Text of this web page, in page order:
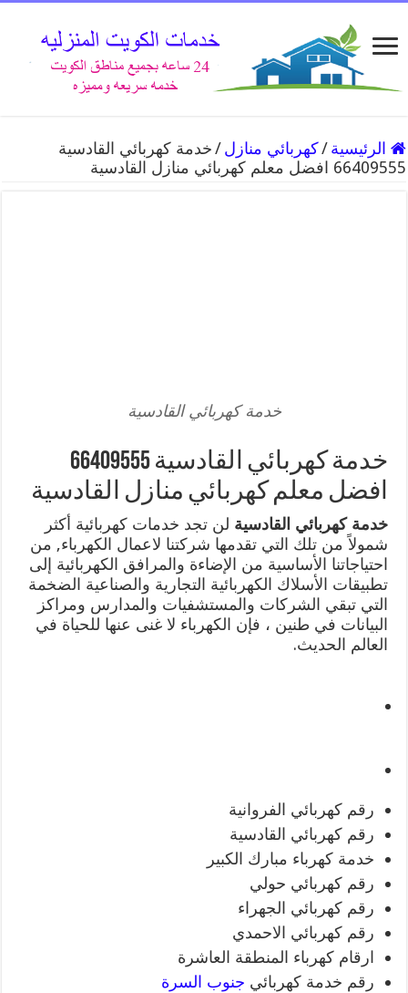
الرئيسية /كهربائي منازل /خدمة كهربائي القادسية
66409555 افضل معلم كهربائي منازل القادسية
خدمة كهربائي القادسية
خدمة كهربائي القادسية 66409555
افضل معلم كهربائي منازل القادسية
خدمة كهربائي القادسية لن تجد خدمات كهربائية أكثر
شمولاً من تلك التي تقدمها شركتنا لاعمال الكهرباء, من
احتياجاتنا الأساسية من الإضاءة والمرافق الكهربائية إلى
تطبيقات الأسلاك الكهربائية التجارية والصناعية الضخمة
التي تبقي الشركات والمستشفيات والمدارس ومراكز
البيانات في طنين ، فإن الكهرباء لا غنى عنها للحياة في
العالم الحديث.
رقم كهربائي الفروانية
رقم كهربائي القادسية
خدمة كهرباء مبارك الكبير
رقم كهربائي حولي
رقم كهربائي الجهراء
رقم كهربائي الاحمدي
ارقام كهرباء المنطقة العاشرة
رقم خدمة كهربائي جنوب السرة